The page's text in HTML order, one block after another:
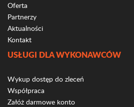
Oferta
Partnerzy
Aktualności
Kontakt
USŁUGI DLA WYKONAWCÓW
Wykup dostęp do zleceń
Współpraca
Załóż darmowe konto